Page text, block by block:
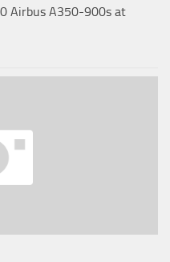
Airbus A350-900s at